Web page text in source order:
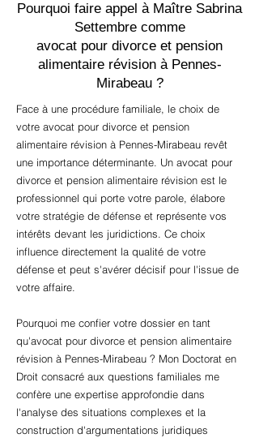
Pourquoi faire appel à Maître Sabrina
Settembre comme
avocat pour divorce et pension
alimentaire révision à Pennes-
Mirabeau ?
Face à une procédure familiale, le choix de
votre avocat pour divorce et pension
alimentaire révision à Pennes-Mirabeau revêt
une importance déterminante. Un avocat pour
divorce et pension alimentaire révision est le
professionnel qui porte votre parole, élabore
votre stratégie de défense et représente vos
intérêts devant les juridictions. Ce choix
influence directement la qualité de votre
défense et peut s'avérer décisif pour l'issue de
votre affaire.
Pourquoi me confier votre dossier en tant
qu'avocat pour divorce et pension alimentaire
révision à Pennes-Mirabeau ? Mon Doctorat en
Droit consacré aux questions familiales me
confère une expertise approfondie dans
l'analyse des situations complexes et la
construction d'argumentations juridiques